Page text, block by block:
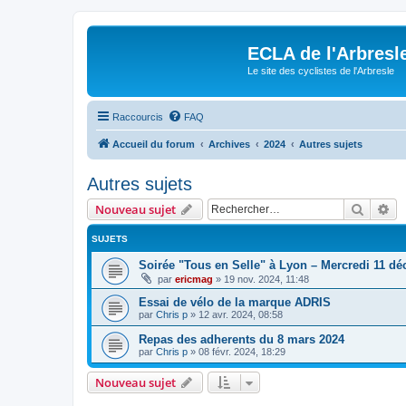
ECLA de
Le site des cyclistes de l'Arbresle
Raccourcis FAQ
Accueil du forum Archives 2024 Autres sujets
Autres sujets
Nouveau sujet
SUJETS
Soirée "Tous en Selle" à Lyon – Mercredi 11
par ericmag » 19 nov. 2024, 11:48
Essai de vélo de la marque ADRIS
par Chris p » 12 avr. 2024, 08:58
Repas des adherents du 8 mars 2024
par Chris p » 08 févr. 2024, 18:29
Nouveau sujet